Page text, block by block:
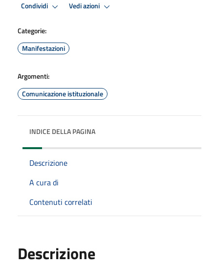
Condividi Vedi azioni
Categorie:
Manifestazioni
Argomenti:
Comunicazione istituzionale
INDICE DELLA PAGINA
Descrizione
A cura di
Contenuti correlati
Descrizione